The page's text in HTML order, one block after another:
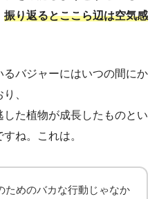
振り返るとここら辺は空気感
バジャーにはいつの間にか
、
た植物が成長したものとい
ね。これは。
ためのバカな行動じゃなか